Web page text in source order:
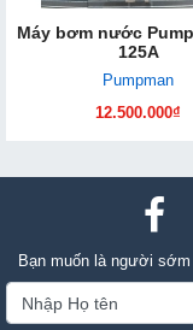
Máy bơm nước
125A
Pumpman
12.500.000₫
Bạn muốn là người